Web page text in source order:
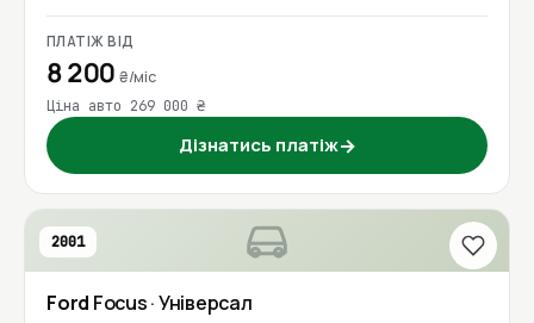
ПЛАТІЖ ВІД
8 200₴/міс
Ціна авто 269 000 ₴
Дізнатись платіж→
2001
Ford Focus· Універсал